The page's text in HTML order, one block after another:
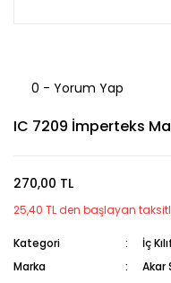
0 - Yorum Yap
IC 7209 İmperteks
270,00 TL
25,40 TL den başlayan
Kategori
İç
Marka
Akar